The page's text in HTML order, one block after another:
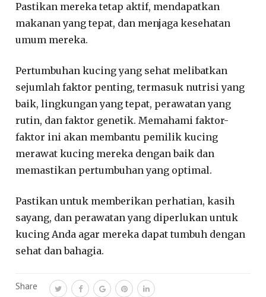
Pastikan mereka tetap aktif, mendapatkan
makanan yang tepat, dan menjaga kesehatan
umum mereka.
Pertumbuhan kucing yang sehat melibatkan
sejumlah faktor penting, termasuk nutrisi yang
baik, lingkungan yang tepat, perawatan yang
rutin, dan faktor genetik. Memahami faktor-
faktor ini akan membantu pemilik kucing
merawat kucing mereka dengan baik dan
memastikan pertumbuhan yang optimal.
Pastikan untuk memberikan perhatian, kasih
sayang, dan perawatan yang diperlukan untuk
kucing Anda agar mereka dapat tumbuh dengan
sehat dan bahagia.
Share